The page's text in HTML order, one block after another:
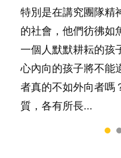
特別是在講究團隊精
的社會，他們彷彿如
一個人默默耕耘的孩
心內向的孩子將不能
者真的不如外向者嗎
質，各有所長...
照顧孩子衣食住行、
要陪玩製造親子時間
務……當父母的，有
一樣重要至極的，
和心理健康。...
然能走到白頭，但生
料？ 經營婚姻，不
是大家說得那麼難。
落地，心中都有數之
合我們以往製作過的
跟你同行～...
間太多語言，會令孩
非？聽聽專家怎樣說